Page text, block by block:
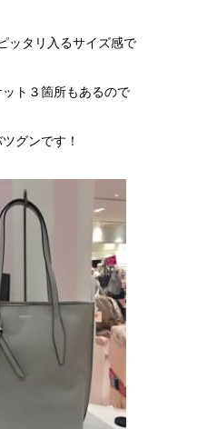
ッタリ入るサイズ感で
ト３箇所もあるので
グンです！